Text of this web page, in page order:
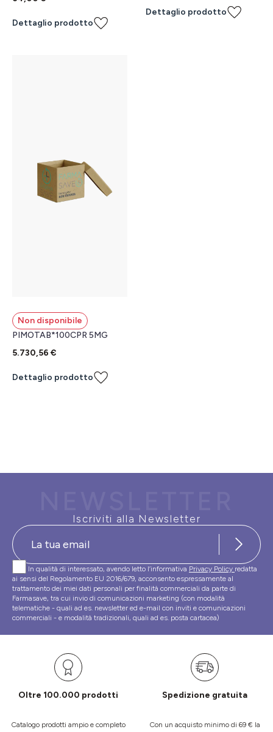
Dettaglio prodotto
Dettaglio prodotto
Non disponibile
PIMOTAB*100CPR 5MG
5.730,56 €
Dettaglio prodotto
Iscriviti alla Newsletter
In qualità di interessato, avendo letto l’informativa Privacy Policy redatta
ai sensi del Regolamento EU 2016/679, acconsento espressamente al
trattamento dei miei dati personali per finalità commerciali da parte di
Farmasave, tra cui invio di comunicazioni marketing (con modalità
telematiche - quali ad es. newsletter ed e-mail con inviti e comunicazioni
commerciali - e modalità tradizionali, quali ad es. posta cartacea)
Oltre 100.000 prodotti
Catalogo prodotti ampio e completo
Spedizione gratuita
Con un acquisto minimo di 69 € la